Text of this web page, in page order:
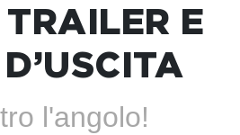
E
l'angolo!